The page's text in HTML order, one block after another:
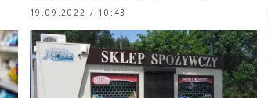
19.09.2022 / 10:43